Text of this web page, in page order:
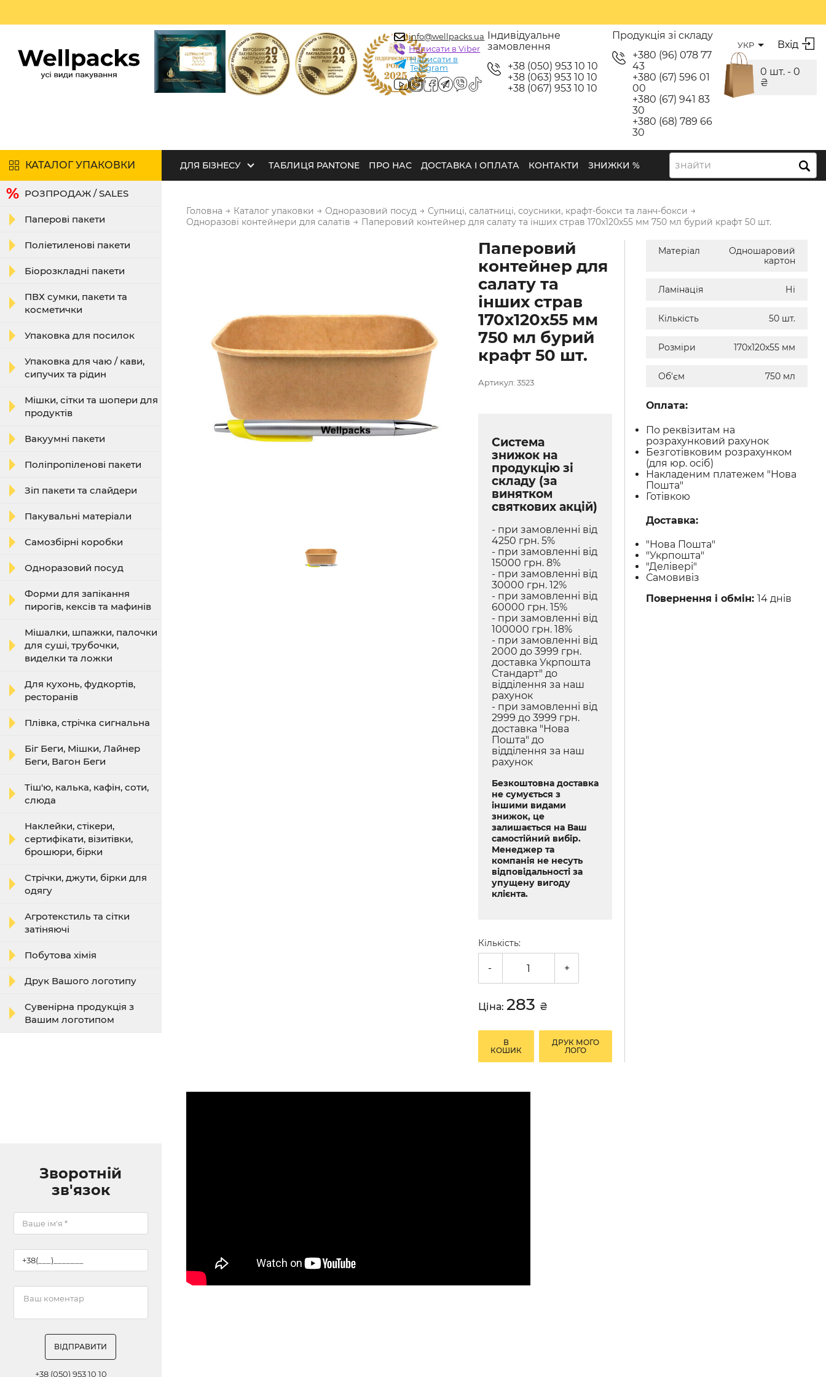
info@wellpacks.ua
Написати в Viber
Написати в
Telegram
Індивідуальне
замовлення
+38 (050) 953 10 10
+38 (063) 953 10 10
+38 (067) 953 10 10
Продукція зі складу
+380 (96) 078 77
43
+380 (67) 596 01
00
+380 (67) 941 83
30
+380 (68) 789 66
30
УКР Вхід
0 шт. - 0
₴
КАТАЛОГ УПАКОВКИ ДЛЯ БІЗНЕСУ ТАБЛИЦЯ PANTONE ПРО НАС ДОСТАВКА І ОПЛАТА КОНТАКТИ ЗНИЖКИ % знайти
РОЗПРОДАЖ / SALES
Паперові пакети
Поліетиленові пакети
Біорозкладні пакети
ПВХ сумки, пакети та
косметички
Упаковка для посилок
Упаковка для чаю / кави,
сипучих та рідин
Мішки, сітки та шопери для
продуктів
Вакуумні пакети
Поліпропіленові пакети
Зіп пакети та слайдери
Пакувальні матеріали
Самозбірні коробки
Одноразовий посуд
Форми для запікання
пирогів, кексів та мафинів
Мішалки, шпажки, палочки
для суші, трубочки,
виделки та ложки
Для кухонь, фудкортів,
ресторанів
Плівка, стрічка сигнальна
Біг Беги, Мішки, Лайнер
Беги, Вагон Беги
Тіш'ю, калька, кафін, соти,
слюда
Наклейки, стікери,
сертифікати, візитівки,
брошюри, бірки
Стрічки, джути, бірки для
одягу
Агротекстиль та сітки
затіняючі
Побутова хімія
Друк Вашого логотипу
Сувенірна продукція з
Вашим логотипом
Зворотній
зв'язок
ВІДПРАВИТИ
+38 (050) 953 10 10
Головна → Каталог упаковки → Одноразовий посуд → Cупниці, салатниці, соусники, крафт-бокси та ланч-бокси →
Одноразові контейнери для салатів → Паперовий контейнер для салату та інших страв 170х120х55 мм 750 мл бурий крафт 50 шт.
Паперовий
контейнер для
салату та
інших страв
170х120х55 мм
750 мл бурий
крафт 50 шт.
Артикул: 3523
Система
знижок на
продукцію зі
складу (за
винятком
святкових акцій)
- при замовленні від
4250 грн. 5%
- при замовленні від
15000 грн. 8%
- при замовленні від
30000 грн. 12%
- при замовленні від
60000 грн. 15%
- при замовленні від
100000 грн. 18%
- при замовленні від
2000 до 3999 грн.
доставка Укрпошта
Стандарт" до
відділення за наш
рахунок
- при замовленні від
2999 до 3999 грн.
доставка "Нова
Пошта" до
відділення за наш
рахунок
Безкоштовна доставка
не сумується з
іншими видами
знижок, це
залишається на Ваш
самостійний вибір.
Менеджер та
компанія не несуть
відповідальності за
упущену вигоду
клієнта.
Кількість:
- +
Ціна: 283 ₴
В
КОШИК
ДРУК МОГО
ЛОГО
Матеріал
Одношаровий
картон
Ламінація Ні
Кількість 50 шт.
Розміри 170х120х55 мм
Об'єм 750 мл
Оплата:
По реквізитам на
розрахунковий рахунок
Безготівковим розрахунком
(для юр. осіб)
Накладеним платежем "Нова
Пошта"
Готівкою
Доставка:
"Нова Пошта"
"Укрпошта"
"Делівері"
Самовивіз
Повернення і обмін:14 днів